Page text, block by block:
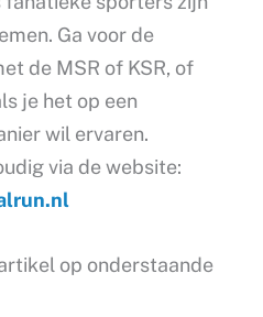
Ga voor de
de MSR of KSR, of
je het op een
wil ervaren.
via de website:
op onderstaande